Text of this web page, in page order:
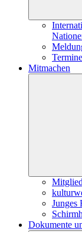
Termine
Mitmachen
Junges
Dokumente